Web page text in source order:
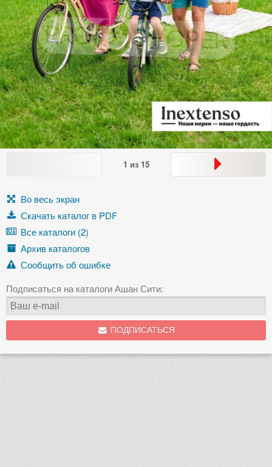
1 из 15
Во весь экран
Скачать каталог в PDF
Все каталоги (2)
Архив каталогов
Сообщить об ошибке
Подписаться на каталоги Ашан Сити:
ПОДПИСАТЬСЯ